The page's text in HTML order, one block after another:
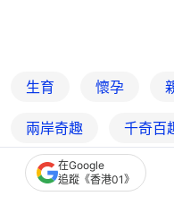
生育 懷孕
兩岸奇趣 千奇百
在Google
追蹤《香港01》